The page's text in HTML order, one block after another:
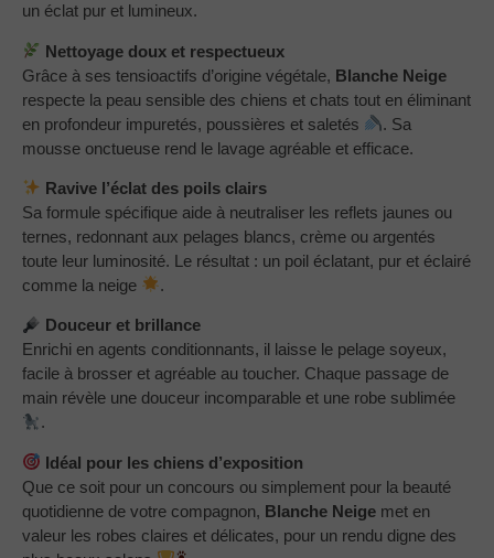
un éclat pur et lumineux.
Nettoyage doux et respectueux
Grâce à ses tensioactifs d’origine végétale, Blanche Neige
respecte la peau sensible des chiens et chats tout en éliminant
en profondeur impuretés, poussières et saletés
. Sa
mousse onctueuse rend le lavage agréable et efficace.
Ravive l’éclat des poils clairs
Sa formule spécifique aide à neutraliser les reflets jaunes ou
ternes, redonnant aux pelages blancs, crème ou argentés
toute leur luminosité. Le résultat : un poil éclatant, pur et éclairé
comme la neige
.
Douceur et brillance
Enrichi en agents conditionnants, il laisse le pelage soyeux,
facile à brosser et agréable au toucher. Chaque passage de
main révèle une douceur incomparable et une robe sublimée
.
Idéal pour les chiens d’exposition
Que ce soit pour un concours ou simplement pour la beauté
quotidienne de votre compagnon, Blanche Neige met en
valeur les robes claires et délicates, pour un rendu digne des